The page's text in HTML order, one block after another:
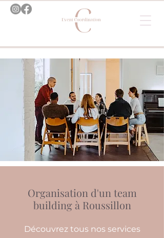
Organisation d'un team
building à Roussillon
Découvrez tous nos services